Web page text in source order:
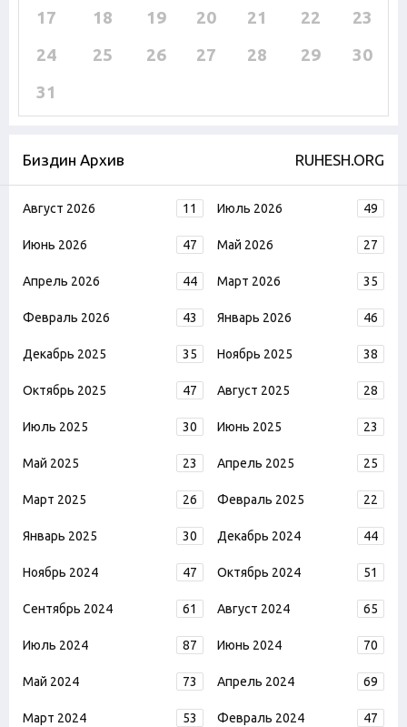
17
18 19 20 21 22
23
24
25 26 27 28 29
30
31
Биздин Архив RUHESH.ORG
Август 2026 11 Июль 2026 49
Июнь 2026 47 Май 2026 27
Апрель 2026 44 Март 2026 35
Февраль 2026 43 Январь 2026 46
Декабрь 2025 35 Ноябрь 2025 38
Октябрь 2025 47 Август 2025 28
Июль 2025 30 Июнь 2025 23
Май 2025 23 Апрель 2025 25
Март 2025 26 Февраль 2025 22
Январь 2025 30 Декабрь 2024 44
Ноябрь 2024 47 Октябрь 2024 51
Сентябрь 2024 61 Август 2024 65
Июль 2024 87 Июнь 2024 70
Май 2024 73 Апрель 2024 69
Март 2024 53 Февраль 2024 47